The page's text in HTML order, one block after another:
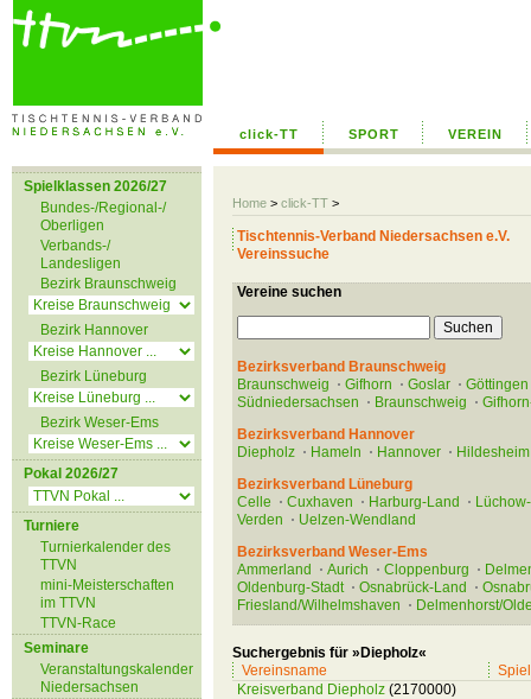
click-TT SPORT VEREIN
Home > click-TT >
Spielklassen 2026/27
Bundes-/Regional-/
Oberligen
Verbands-/
Landesligen
Bezirk Braunschweig
Bezirk Hannover
Bezirk Lüneburg
Bezirk Weser-Ems
Pokal 2026/27
Turniere
Turnierkalender des
TTVN
mini-Meisterschaften
im TTVN
TTVN-Race
Seminare
Veranstaltungskalender
Niedersachsen
Tischtennis-Verband Niedersachsen e.V.
Vereinssuche
Vereine suchen
Bezirksverband Braunschweig
Braunschweig
Gifhorn Goslar
Göttingen
Südniedersachsen
Braunschweig
Bezirksverband Hannover
Diepholz
Hameln Hannover
Hildesheim
Bezirksverband Lüneburg
Celle
Cuxhaven Harburg-Land
Verden
Uelzen-Wendland
Bezirksverband Weser-Ems
Ammerland
Aurich Cloppenburg
Oldenburg-Stadt
Osnabrück-Land
Friesland/Wilhelmshaven
Delmenhorst/
Suchergebnis für »Diepholz«
Vereinsname
Kreisverband Diepholz (2170000)